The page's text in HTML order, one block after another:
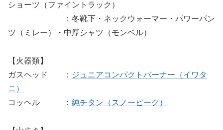
ショーツ（ファイントラック）
：冬靴下・ネックウォーマー・パワーパン
ツ（ミレー）・中厚シャツ（モンベル）
【火器類】
ガスヘッド ： ジュニアコンパクトバーナー（イワタ
ニ）
コッヘル ： 純チタン（スノーピーク）